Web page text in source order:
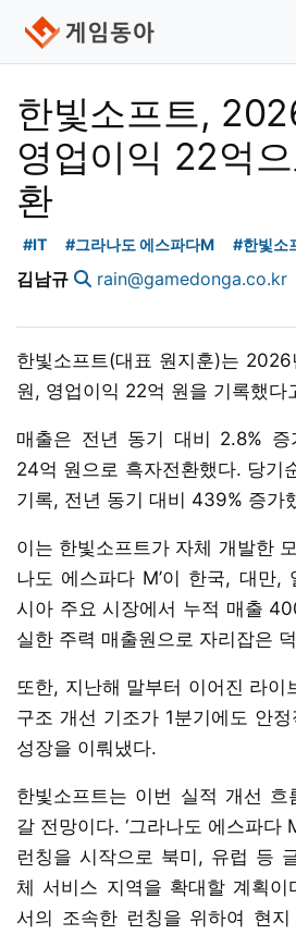
한빛소프트,
영업이익 22억
환
#IT #그라나도 에스파다M #한빛소
김남규 rain@gamedonga.co.kr
한빛소프트(대표 원지훈)는
원, 영업이익 22억 원을 기록했다
매출은 전년 동기 대비 2.8% 증
24억 원으로 흑자전환했다. 당기
기록, 전년 동기 대비 439% 증가
이는 한빛소프트가 자체 개발한
나도 에스파다 M’이 한국, 대만,
시아 주요 시장에서 누적 매출
실한 주력 매출원으로 자리잡은
또한, 지난해 말부터 이어진 라이
구조 개선 기조가 1분기에도 안
성장을 이뤄냈다.
한빛소프트는 이번 실적 개선 흐
갈 전망이다. ‘그라나도 에스파다
런칭을 시작으로 북미, 유럽 등
체 서비스 지역을 확대할 계획
서의 조속한 런칭을 위하여 현지